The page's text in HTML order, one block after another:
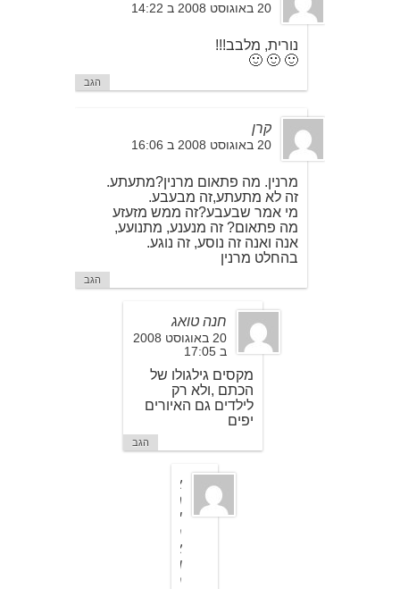
20 באוגוסט 2008 ב 14:22
נורית, מלבב!!!
🙂 🙂 🙂
הגב
קרן
20 באוגוסט 2008 ב 16:06
מרנין. מה פתאום מרנין?מתעתע.
זה לא מתעתע,זה מבעבע.
מי אמר שבעבע?זה ממש מזעזע
מה פתאום? זה מנענע, מתנועע,
אנה ואנה זה נוסע, זה נוגע.
בהחלט מרנין
הגב
חנה טואג
20 באוגוסט 2008
ב 17:05
מקסים גילגולו של
הכתם ,ולא רק
לילדים גם האיורים
יפים
הגב
א
מ
י
ר
א
ו
ר